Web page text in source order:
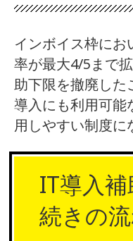
インボイス枠に
率が最大4/5まで
助下限を撤廃した
導入にも利用可能
用しやすい制度に
IT導入
続きの